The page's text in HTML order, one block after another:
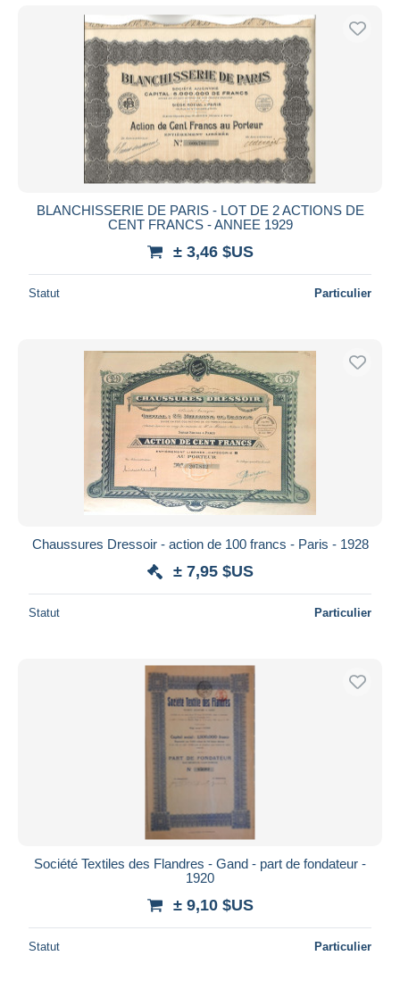
BLANCHISSERIE DE PARIS - LOT DE 2 ACTIONS DE
CENT FRANCS - ANNEE 1929
± 3,46 $US
Statut Particulier
Chaussures Dressoir - action de 100 francs - Paris - 1928
± 7,95 $US
Statut Particulier
Société Textiles des Flandres - Gand - part de fondateur -
1920
± 9,10 $US
Statut Particulier